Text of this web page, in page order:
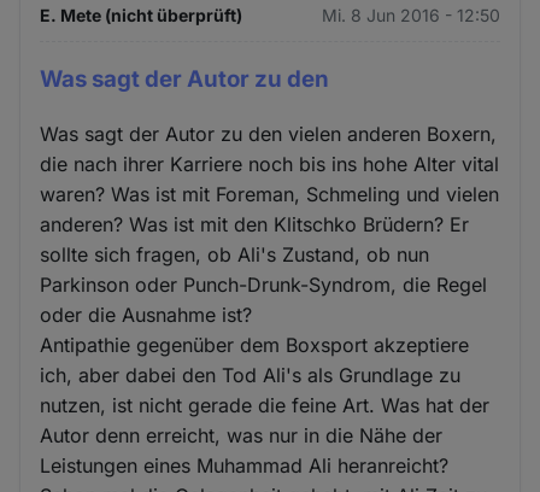
E. Mete (nicht überprüft) Mi. 8 Jun 2016 - 12:50
Was sagt der Autor zu den
Was sagt der Autor zu den vielen anderen Boxern,
die nach ihrer Karriere noch bis ins hohe Alter vital
waren? Was ist mit Foreman, Schmeling und vielen
anderen? Was ist mit den Klitschko Brüdern? Er
sollte sich fragen, ob Ali's Zustand, ob nun
Parkinson oder Punch-Drunk-Syndrom, die Regel
oder die Ausnahme ist?
Antipathie gegenüber dem Boxsport akzeptiere
ich, aber dabei den Tod Ali's als Grundlage zu
nutzen, ist nicht gerade die feine Art. Was hat der
Autor denn erreicht, was nur in die Nähe der
Leistungen eines Muhammad Ali heranreicht?